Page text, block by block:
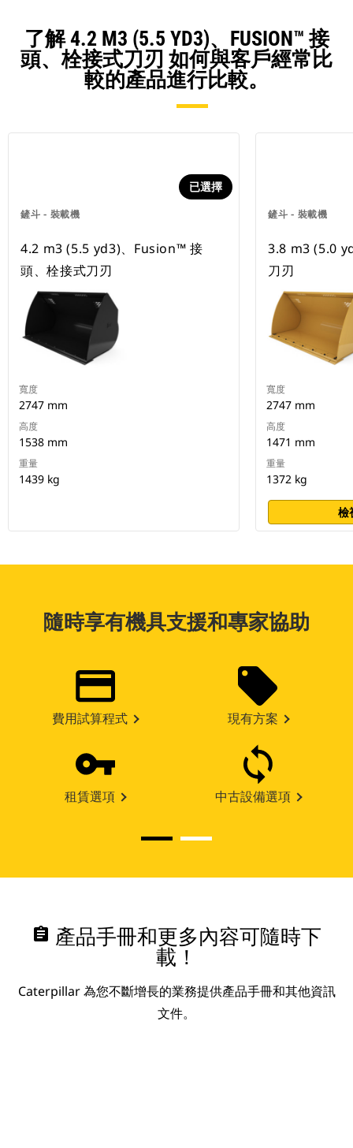
了解 4.2 M3 (5.5 YD3)、FUSION™ 接
頭、栓接式刀刃 如何與客戶經常比
較的產品進行比較。
鏟斗 - 裝載機
已選擇
4.2 m3 (5.5 yd3)、Fusion™ 接
頭、栓接式刀刃
寬度
2747 mm
高度
1538 mm
重量
1439 kg
鏟斗 - 裝載機
3.8 m3 (5.0
刀刃
寬度
2747 mm
高度
1471 mm
重量
1372 kg
檢
隨時享有機具支援和專家協助
費用試算程式 現有方案
租賃選項 中古設備選項
assignment 產品手冊和更多內容可隨時下
載！
Caterpillar 為您不斷增長的業務提供產品手冊和其他資訊
文件。